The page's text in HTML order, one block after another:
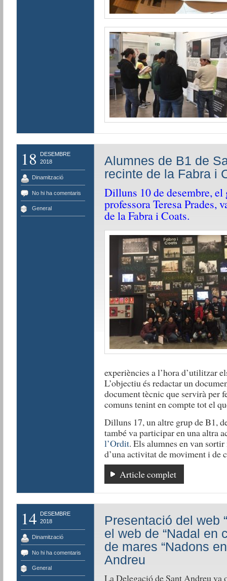
18
DESEMBRE
2018
Dinamització
No hi ha comentaris
General
Alumnes de B1 de
recinte de la Fabra i
Dilluns 10 de desembre,
professora Teresa Prades,
de la Fabra i Coats.
experiències a l’hora d’utilitzar
L’objectiu és redactar un
document tècnic que servirà per
comuns tenint en compte tot el
Dilluns 17, un altre grup de B1,
també va participar en una altra
l’Ordit. Els alumnes en van
d’una activitat de moviment i de
Article complet
14
DESEMBRE
2018
Dinamització
No hi ha comentaris
General
Presentació del web
el web de “Nadal en
de mares “Nadons
Andreu
La Delegació de Sant Andreu va